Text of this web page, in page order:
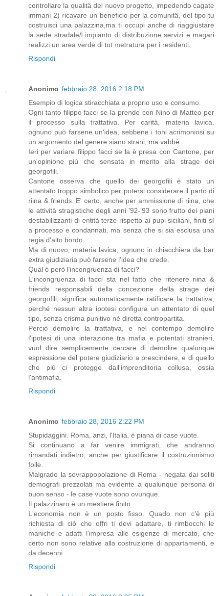
controllare la qualitä del nuovo progetto, impedendo cagate
immani 2) ricavare un beneficio per la comunitä, del tipo tu
costruisci una palazzina,ma ti occupi anche di riaggiustare
la sede stradale/l impianto di distribuzione servizi e magari
realizzi un area verde di tot metratura per i residenti.
Rispondi
Anonimo febbraio 28, 2016 2:18 PM
Esempio di logica stiracchiata a proprio uso e consumo.
Ogni tanto filippo facci se la prende con Nino di Matteo per
il processo sulla trattativa. Per carità, materia lavica,
ognuno può farsene un'idea, sebbene i toni acrimoniosi su
un argomento del genere siano strani, ma vabbè.
Ieri per variare filippo facci se la è presa con Cantone, per
un'opinione più che sensata in merito alla strage dei
georgofili.
Cantone osserva che quello dei georgofili è stato un
attentato troppo simbolico per potersi considerare il parto di
riina & friends. E' certo, anche per ammissione di riina, che
le attività stragistiche degli anni '92-'93 sono frutto dei piani
destabilizzanti di entità terze rispetto ai pupi siciliani, finiti sì
a processo e condannati, ma senza che si sia esclusa una
regia d'alto bordo.
Ma di nuovo, materia lavica, ognuno in chiacchiera da bar
extra giudiziaria può farsene l'idea che crede.
Qual è però l'incongruenza di facci?
L'incongruenza di facci sta nel fatto che ritenere riina &
friends responsabili della concezione della strage dei
georgofili, significa automaticamente ratificare la trattativa,
perché nessun altra ipotesi configura un attentato di quel
tipo, senza crisma punitivo né diretta contropartita.
Perciò demolire la trattativa, e nel contempo demolire
l'ipotesi di una interazione tra mafia e potentati stranieri,
vuol dire semplicemente cercare di demolire qualunque
espressione del potere giudiziario a prescindere, e di quello
che più ci protegge dall'imprenditoria collusa, ossia
l'antimafia.
Rispondi
Anonimo febbraio 28, 2016 2:22 PM
Stupidaggini. Roma, anzi, l'Italia, è piana di case vuote.
Si continuano a far venire immigrati, che andranno
rimandati indietro, anche per giustificare il costruzionismo
folle.
Malgrado la sovrappopolazione di Roma - negata dai soliti
demografi prezzolati ma evidente a qualunque persona di
buon senso - le case vuote sono ovunque.
Il palazzinaro è un mestiere finito.
L'economia non è un posto fisso. Quado non c'è più
richiesta di ciò che offri ti devi adattare, ti rimbocchi le
maniche e adatti l'impresa alle esigenze di mercato, che
certo non sono relative alla costruzione di appartamenti, e
da decenni.
Rispondi